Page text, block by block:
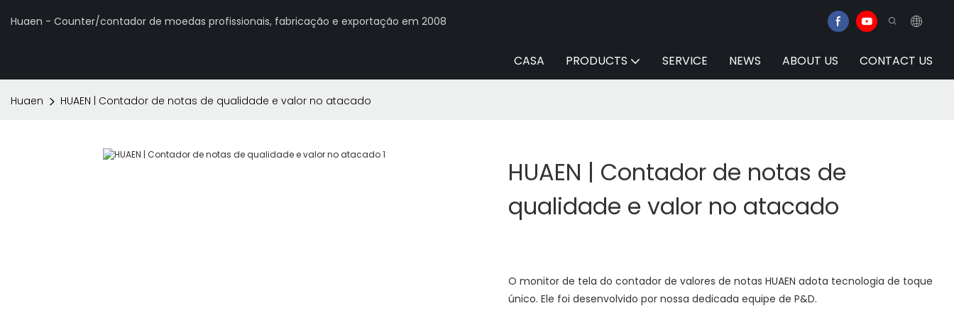
Huaen - Counter/contador de moedas profissionais, fabricação e exportação em 2008
CASA PRODUCTS SERVICE NEWS ABOUT US CONTACT US
Huaen HUAEN | Contador de notas de qualidade e valor no atacado
HUAEN | Contador de notas de
qualidade e valor no atacado
O monitor de tela do contador de valores de notas HUAEN adota tecnologia de toque
único. Ele foi desenvolvido por nossa dedicada equipe de P&D.